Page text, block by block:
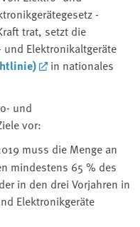
-
trat, setzt die
Elektronikaltgeräte
in nationales
und
vor:
muss die Menge an
mindestens 65 % des
in den drei Vorjahren in
Elektronikgeräte